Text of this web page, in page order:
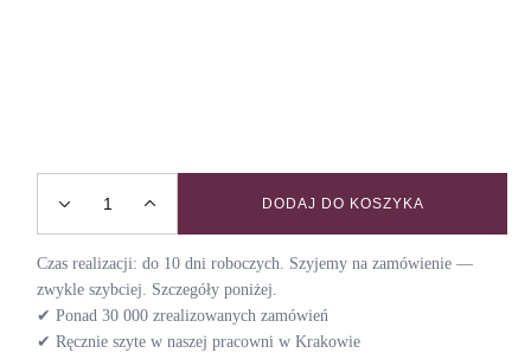
Obroża półzaciskowa CANDY JUNGLE / VIOLET quantity
DODAJ DO KOSZYKA
Czas realizacji: do 10 dni roboczych. Szyjemy na zamówienie —
zwykle szybciej. Szczegóły poniżej.
✔ Ponad 30 000 zrealizowanych zamówień
✔ Ręcznie szyte w naszej pracowni w Krakowie